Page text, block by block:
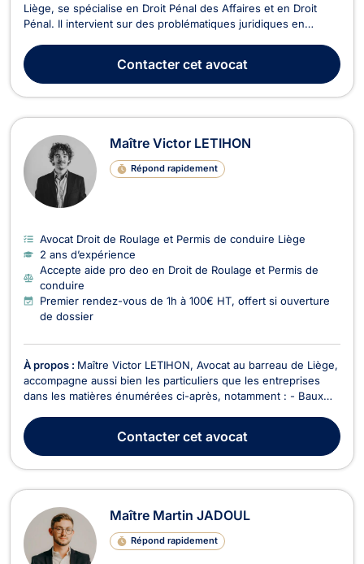
Liège, se spécialise en Droit Pénal des Affaires et en Droit
Pénal. Il intervient sur des problématiques juridiques en
défense lors de procès devant le tribunal judiciaire ou le
tribunal correctionnel. Son expertise l...
Contactercet avocat
Maître Victor LETIHON
Répond rapidement
Avocat Droit de Roulage et Permis de conduire Liège
2 ans d’expérience
Accepte aide pro deo en Droit de Roulage et Permis de
conduire
Premier rendez-vous de 1h à 100€ HT, offert si ouverture
de dossier
À propos : Maître Victor LETIHON, Avocat au barreau de Liège,
accompagne aussi bien les particuliers que les entreprises
dans les matières énumérées ci-après, notamment : - Baux
défense des bailleurs et des locataires dans le cadre de litiges
locatifs, notamment en matière d’expul...
Contactercet avocat
Maître Martin JADOUL
Répond rapidement